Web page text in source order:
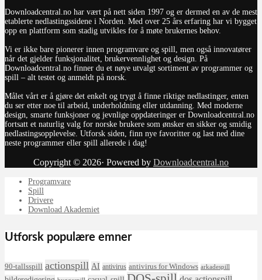
Downloadcentral.no har vært på nett siden 1997 og er dermed en av de mest
etablerte nedlastingssidene i Norden. Med over 25 års erfaring har vi bygget
opp en plattform som stadig utvikles for å møte brukernes behov.
Vi er ikke bare pionerer innen programvare og spill, men også innovatører
når det gjelder funksjonalitet, brukervennlighet og design. På
Downloadcentral.no finner du et nøye utvalgt sortiment av programmer og
spill – alt testet og anmeldt på norsk.
Målet vårt er å gjøre det enkelt og trygt å finne riktige nedlastinger, enten
du ser etter noe til arbeid, underholdning eller utdanning. Med moderne
design, smarte funksjoner og jevnlige oppdateringer er Downloadcentral.no
fortsatt et naturlig valg for norske brukere som ønsker en sikker og smidig
nedlastingsopplevelse. Utforsk siden, finn nye favoritter og last ned dine
neste programmer eller spill allerede i dag!
Copyright © 2026· Powered by Downloadcentral.no
Programvare
Spill
Drivere
Download Akademiet
Utforsk populære emner
90-tallsspill actionspill AI antivirus antivirus for Windows arkadespill